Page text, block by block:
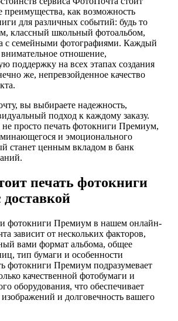
преимущества, как возможность
для различных событий: будь то
классный школьный фотоальбом,
с семейными фотографиями. Каждый
отношение,
поддержку на всех этапах создания
же, непревзойденное качество
вы выбираете надежность,
подход к каждому заказу.
просто печать фотокниги Премиум,
и эмоционального
станет ценным вкладом в банк
печать фотокниги
фотокниги Премиум в нашем онлайн-
зависит от нескольких факторов,
вами формат альбома, общее
тип бумаги и особенности
фотокниги Премиум подразумевает
качественной фотобумаги и
оборудования, что обеспечивает
и долговечность вашего